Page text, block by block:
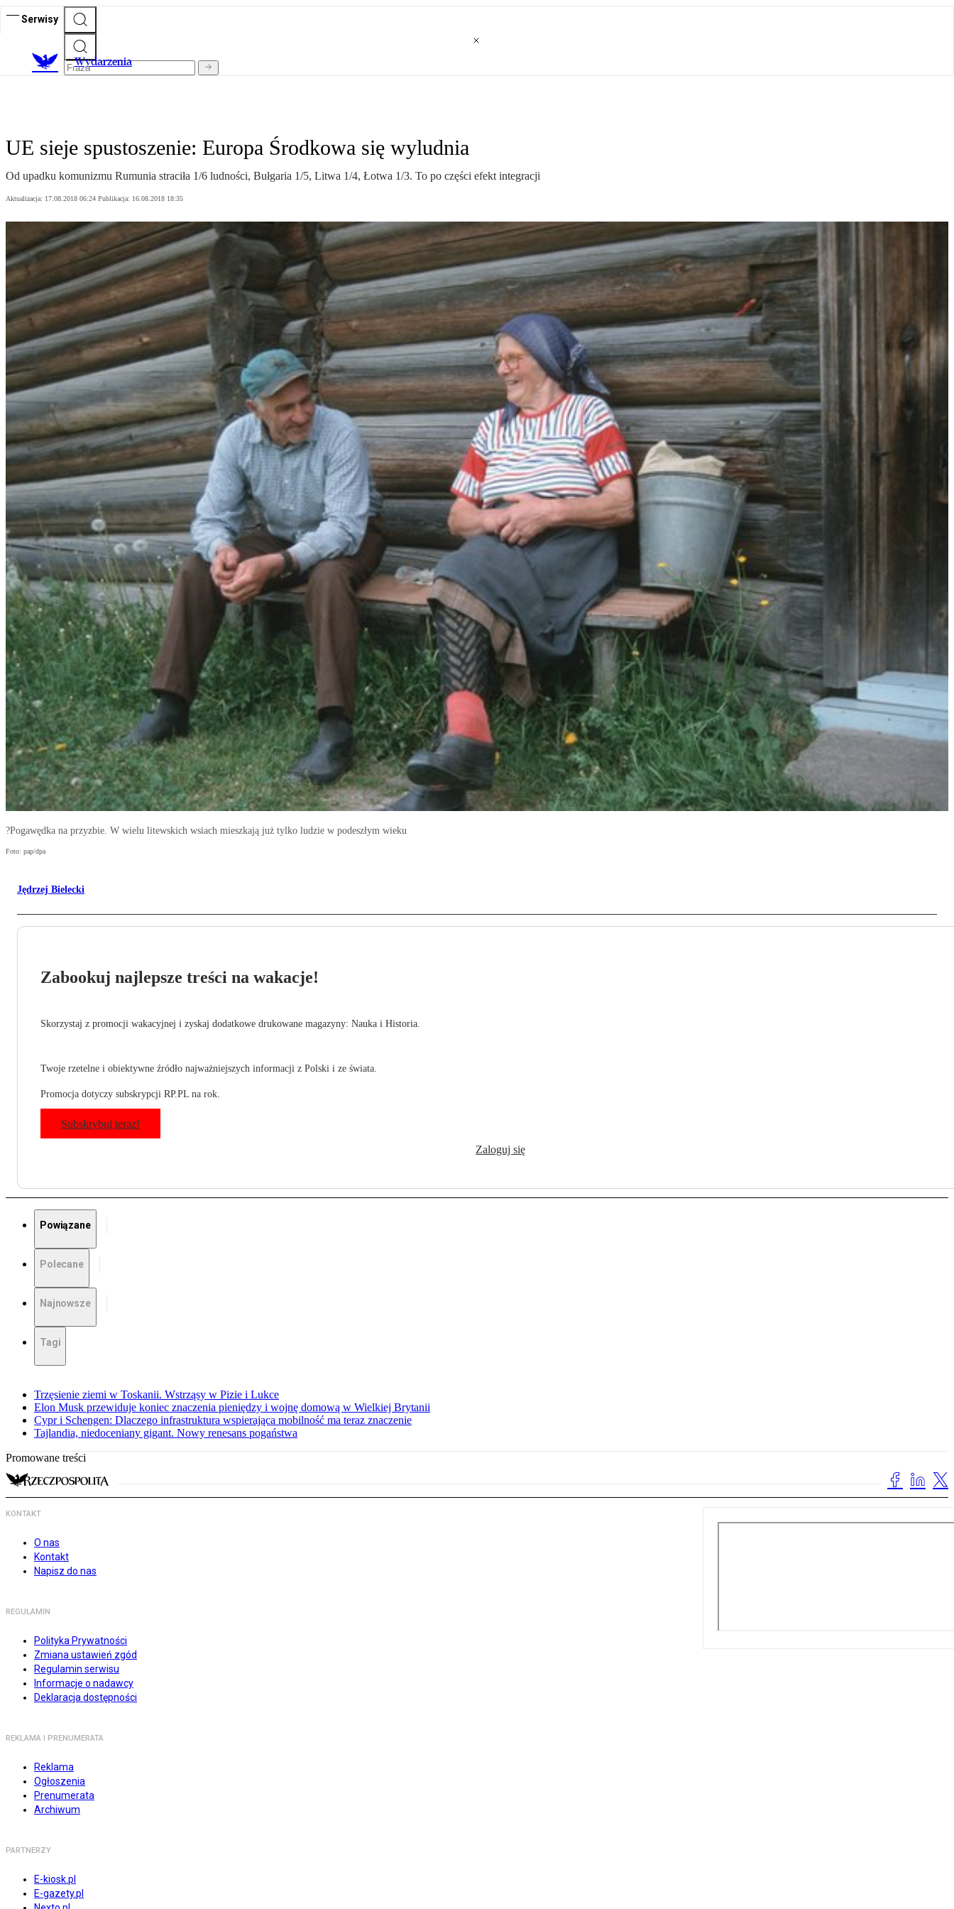
Serwisy
Wydarzenia
UE sieje spustoszenie: Europa Środkowa się wyludnia
Od upadku komunizmu Rumunia straciła 1/6 ludności, Bułgaria 1/5, Litwa 1/4, Łotwa 1/3. To po części efekt integracji
Aktualizacja: 17.08.2018 06:24 Publikacja: 16.08.2018 18:35
?Pogawędka na przyzbie. W wielu litewskich wsiach mieszkają już tylko ludzie w podeszłym wieku
Foto: pap/dpa
Jędrzej Bielecki
Zabookuj najlepsze treści na wakacje!
Skorzystaj z promocji wakacyjnej i zyskaj dodatkowe drukowane magazyny: Nauka i Historia.
Twoje rzetelne i obiektywne źródło najważniejszych informacji z Polski i ze świata.
Promocja dotyczy subskrypcji RP.PL na rok.
Subskrybuj teraz!
Zaloguj się
Powiązane
Polecane
Najnowsze
Tagi
Trzęsienie ziemi w Toskanii. Wstrząsy w Pizie i Lukce
Elon Musk przewiduje koniec znaczenia pieniędzy i wojnę domową w Wielkiej Brytanii
Cypr i Schengen: Dlaczego infrastruktura wspierająca mobilność ma teraz znaczenie
Tajlandia, niedoceniany gigant. Nowy renesans pogaństwa
Promowane treści
KONTAKT
O nas
Kontakt
Napisz do nas
REGULAMIN
Polityka Prywatności
Zmiana ustawień zgód
Regulamin serwisu
Informacje o nadawcy
Deklaracja dostępności
REKLAMA I PRENUMERATA
Reklama
Ogłoszenia
Prenumerata
Archiwum
PARTNERZY
E-kiosk.pl
E-gazety.pl